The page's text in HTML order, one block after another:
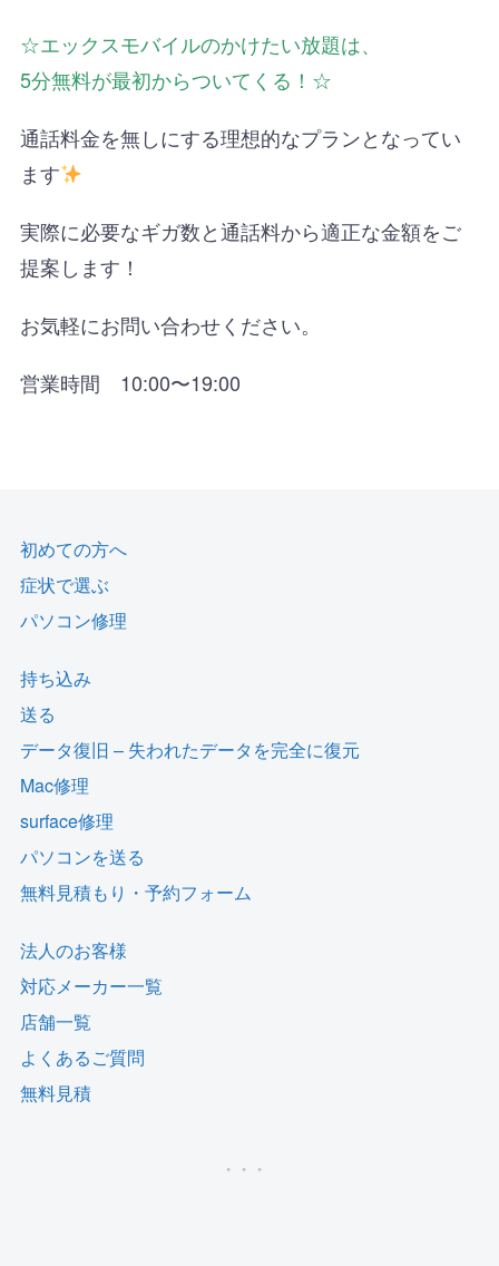
☆エックスモバイルのかけたい放題は、
5分無料が最初からついてくる！☆
通話料金を無しにする理想的なプランとなってい
ます
実際に必要なギガ数と通話料から適正な金額をご
提案します！
お気軽にお問い合わせください。
営業時間 10:00〜19:00
初めての方へ
症状で選ぶ
パソコン修理
持ち込み
送る
データ復旧 – 失われたデータを完全に復元
Mac修理
surface修理
パソコンを送る
無料見積もり・予約フォーム
法人のお客様
対応メーカー一覧
店舗一覧
よくあるご質問
無料見積